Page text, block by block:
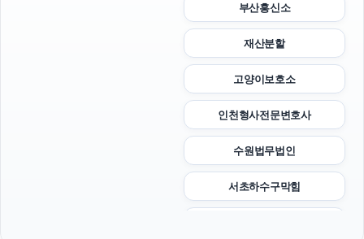
부산흥신소
재산분할
고양이보호소
인천형사전문변호사
수원법무법인
서초하수구막힘